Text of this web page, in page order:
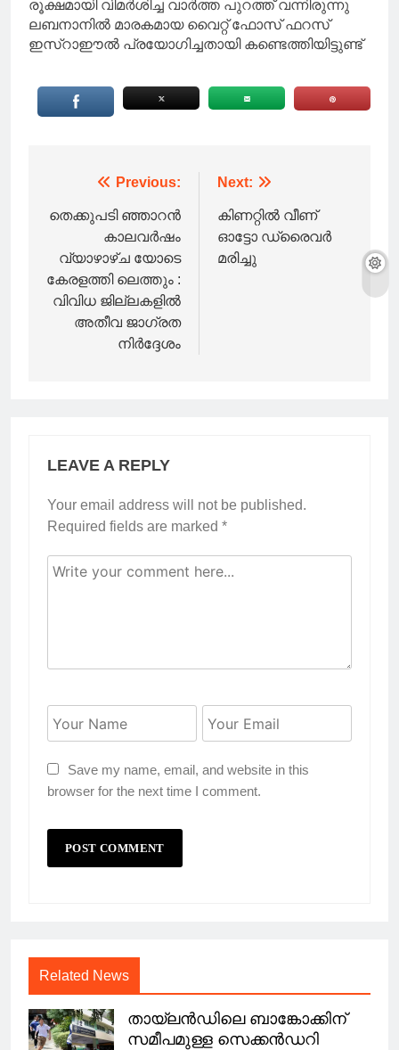
രൂക്ഷമായി വിമർശിച്ച വാർത്ത പുറത്ത് വന്നിരുന്നു
ലബനാനിൽ മാരകമായ വൈറ്റ് ഫോസ് ഫറസ്
ഇസ്‌റാഈൽ പ്രയോഗിച്ചതായി കണ്ടെത്തിയിട്ടുണ്ട്
navigation
Previous:
തെക്കുപടി ഞ്ഞാറൻ
കാലവർഷം
വ്യാഴാഴ്ച യോടെ
കേരളത്തി ലെത്തും :
വിവിധ ജില്ലകളിൽ
അതീവ ജാഗ്രത
നിർദ്ദേശം
Next:
കിണറ്റിൽ വീണ്
ഓട്ടോ ഡ്രൈവർ
മരിച്ചു
LEAVE A REPLY
Your email address will not be published.
Required fields are marked *
Save my name, email, and website in this
browser for the next time I comment.
Related News
തായ്ലൻഡിലെ ബാങ്കോക്കിന്
സമീപമുള്ള സെക്കൻഡറി